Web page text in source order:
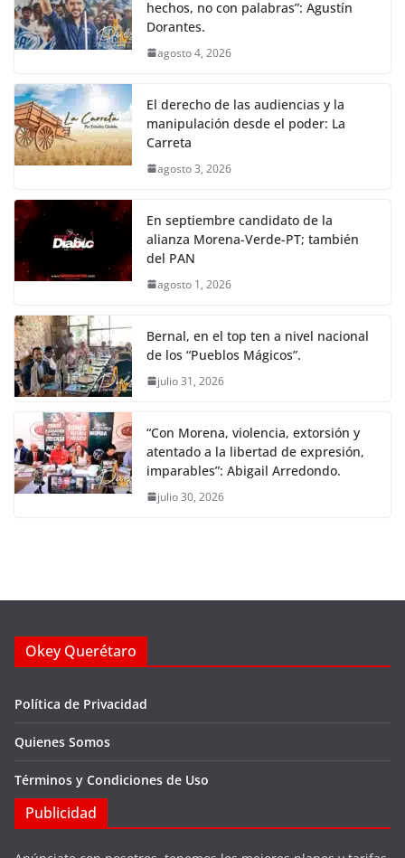
hechos, no con palabras”: Agustín
Dorantes.
agosto 4, 2026
El derecho de las audiencias y la
manipulación desde el poder: La
Carreta
agosto 3, 2026
En septiembre candidato de la
alianza Morena-Verde-PT; también
del PAN
agosto 1, 2026
Bernal, en el top ten a nivel nacional
de los “Pueblos Mágicos”.
julio 31, 2026
“Con Morena, violencia, extorsión y
atentado a la libertad de expresión,
imparables”: Abigail Arredondo.
julio 30, 2026
Okey Querétaro
Política de Privacidad
Quienes Somos
Términos y Condiciones de Uso
Publicidad